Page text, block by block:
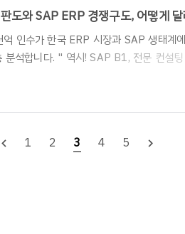
SAP B1을 선택할 때 가장 중요하게
와 SAP ERP 경쟁구도, 어떻게
인수가 한국 ERP 시장과 SAP 생태계
석합니다. " 역시! SAP B1, 전문 컨설팅
편하게 부담없이 연락 주시기 바랍니다.*
erp-inquiry ★ 안녕
입니다. ★ 몇일전 더존비즈온의 깜짝놀
navigate_before 1 2 3 4 5 navigate_next